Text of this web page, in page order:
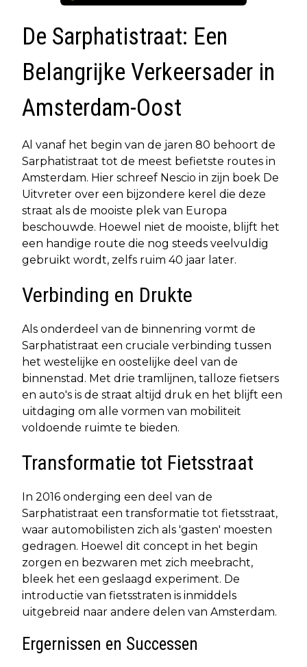
De Sarphatistraat: Een
Belangrijke Verkeersader in
Amsterdam-Oost
Al vanaf het begin van de jaren 80 behoort de
Sarphatistraat tot de meest befietste routes in
Amsterdam. Hier schreef Nescio in zijn boek De
Uitvreter over een bijzondere kerel die deze
straat als de mooiste plek van Europa
beschouwde. Hoewel niet de mooiste, blijft het
een handige route die nog steeds veelvuldig
gebruikt wordt, zelfs ruim 40 jaar later.
Verbinding en Drukte
Als onderdeel van de binnenring vormt de
Sarphatistraat een cruciale verbinding tussen
het westelijke en oostelijke deel van de
binnenstad. Met drie tramlijnen, talloze fietsers
en auto's is de straat altijd druk en het blijft een
uitdaging om alle vormen van mobiliteit
voldoende ruimte te bieden.
Transformatie tot Fietsstraat
In 2016 onderging een deel van de
Sarphatistraat een transformatie tot fietsstraat,
waar automobilisten zich als 'gasten' moesten
gedragen. Hoewel dit concept in het begin
zorgen en bezwaren met zich meebracht,
bleek het een geslaagd experiment. De
introductie van fietsstraten is inmiddels
uitgebreid naar andere delen van Amsterdam.
Ergernissen en Successen